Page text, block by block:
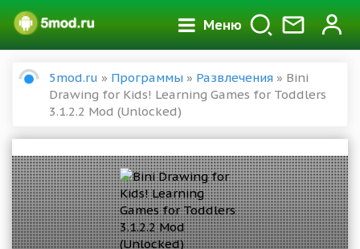
Меню
5mod.ru » Программы » Развлечения » Bini
Drawing for Kids! Learning Games for Toddlers
3.1.2.2 Mod (Unlocked)